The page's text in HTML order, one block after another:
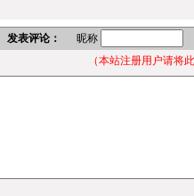
发表评论： 昵称
（本站注册用户请将